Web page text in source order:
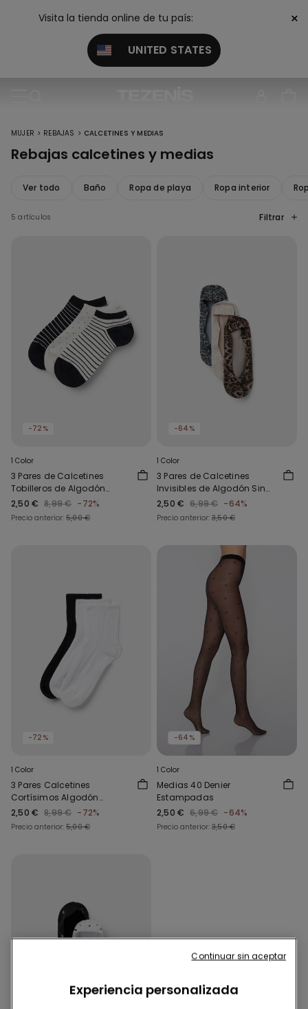
Visita la tienda online de tu país:
UNITED STATES
×
MUJER > REBAJAS > CALCETINES Y MEDIAS
Rebajas calcetines y medias
Ver todo Baño Ropa de playa Ropa interior
5 artículos Filtrar
-72%
1 Color
3 Pares de Calcetines
Tobilleros de Algodón
Estampados para Mujer
2,50 € 8,99 € -72%
Precio anterior: 5,00 €
-64%
1 Color
3 Pares de Calcetines
Invisibles de Algodón Sin
Costuras para Mujer
2,50 € 6,99 € -64%
Precio anterior: 3,50 €
-72%
1 Color
3 Pares Calcetines
Cortísimos Algodón
Canalé Estampado Mujer
2,50 € 8,99 € -72%
Precio anterior: 5,00 €
-64%
1 Color
Medias 40 Denier
Estampadas
2,50 € 6,99 € -64%
Precio anterior: 3,50 €
Experiencia personalizada
Continuar sin aceptar